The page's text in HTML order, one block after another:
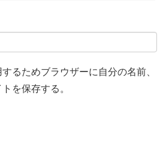
るためブラウザーに自分の名前、
を保存する。